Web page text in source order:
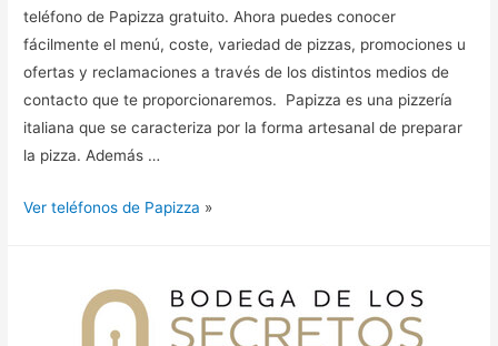
teléfono de Papizza gratuito. Ahora puedes conocer
fácilmente el menú, coste, variedad de pizzas, promociones u
ofertas y reclamaciones a través de los distintos medios de
contacto que te proporcionaremos. Papizza es una pizzería
italiana que se caracteriza por la forma artesanal de preparar
la pizza. Además …
Ver teléfonos de Papizza »